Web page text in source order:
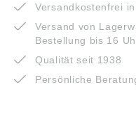
Versandkostenfrei
Versand von
Bestellung bis 16
Qualität seit 1938
Persönliche